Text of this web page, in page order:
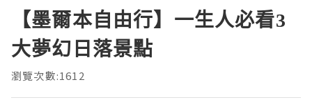
【墨爾本自由行】一生人必看3
大夢幻日落景點
瀏覽次數:1612